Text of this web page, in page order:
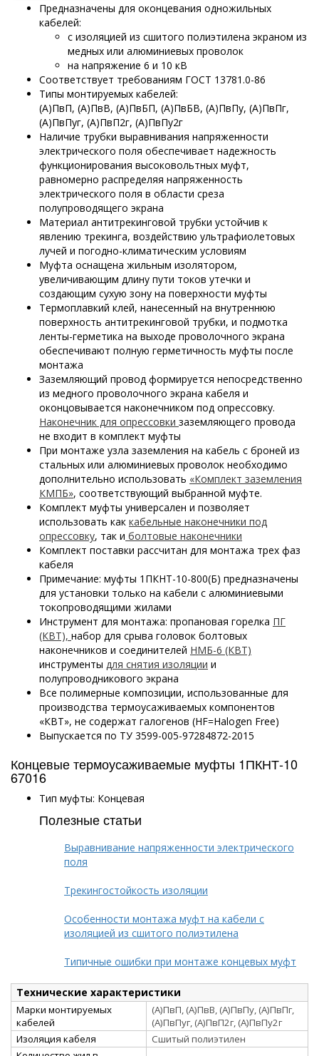
Предназначены для оконцевания одножильных
кабелей:
с изоляцией из сшитого полиэтилена экраном из
медных или алюминиевых проволок
на напряжение 6 и 10 кВ
Соответствует требованиям ГОСТ 13781.0-86
Типы монтируемых кабелей:
(А)ПвП, (А)ПвВ, (А)ПвБП, (А)ПвБВ, (А)ПвПу, (А)ПвПг,
(А)ПвПуг, (А)ПвП2г, (А)ПвПу2г
Наличие трубки выравнивания напряженности
электрического поля обеспечивает надежность
функционирования высоковольтных муфт,
равномерно распределяя напряженность
электрического поля в области среза
полупроводящего экрана
Материал антитрекинговой трубки устойчив к
явлению трекинга, воздействию ультрафиолетовых
лучей и погодно-климатическим условиям
Муфта оснащена жильным изолятором,
увеличивающим длину пути токов утечки и
создающим сухую зону на поверхности муфты
Термоплавкий клей, нанесенный на внутреннюю
поверхность антитрекинговой трубки, и подмотка
ленты-герметика на выходе проволочного экрана
обеспечивают полную герметичность муфты после
монтажа
Заземляющий провод формируется непосредственно
из медного проволочного экрана кабеля и
оконцовывается наконечником под опрессовку.
Наконечник для опрессовки заземляющего провода
не входит в комплект муфты
При монтаже узла заземления на кабель с броней из
стальных или алюминиевых проволок необходимо
дополнительно использовать «Комплект заземления
КМПБ», соответствующий выбранной муфте.
Комплект муфты универсален и позволяет
использовать как кабельные наконечники под
опрессовку, так и болтовые наконечники
Комплект поставки рассчитан для монтажа трех фаз
кабеля
Примечание: муфты 1ПКНТ-10-800(Б) предназначены
для установки только на кабели с алюминиевыми
токопроводящими жилами
Инструмент для монтажа: пропановая горелка ПГ
(КВТ), набор для срыва головок болтовых
наконечников и соединителей НМБ-6 (КВТ)
инструменты для снятия изоляции и
полупроводникового экрана
Все полимерные композиции, использованные для
производства термоусаживаемых компонентов
«КВТ», не содержат галогенов (HF=Halogen Free)
Выпускается по ТУ 3599-005-97284872-2015
Концевые термоусаживаемые муфты 1ПКНТ-10
67016
Тип муфты: Концевая
Полезные статьи
Выравнивание напряженности электрического
поля
Трекингостойкость изоляции
Особенности монтажа муфт на кабели с
изоляцией из сшитого полиэтилена
Типичные ошибки при монтаже концевых муфт
Технические характеристики
Марки монтируемых
кабелей
(А)ПвП, (А)ПвВ, (А)ПвПу, (А)ПвПг,
(А)ПвПуг, (А)ПвП2г, (А)ПвПу2г
Изоляция кабеля
Сшитый полиэтилен